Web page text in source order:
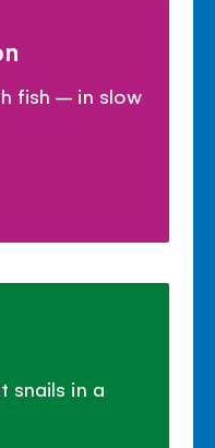
fish – in slow
snails in a